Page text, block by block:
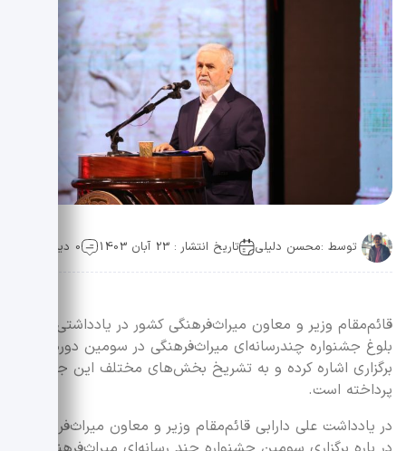
توسط :محسن دلیلی تاریخ انتشار : 23 آبان 1403 0 دیدگاه
قائم‌مقام وزیر و معاون میراث‌فرهنگی کشور در یادداشتی به
بلوغ جشنواره چندرسانه‌ای میراث‌فرهنگی در سومین دوره
برگزاری اشاره کرده و به تشریخ بخش‌های مختلف این جشنواره
پرداخته است.
در یادداشت علی دارابی قائم‌مقام وزیر و معاون میراث‌فرهنگی